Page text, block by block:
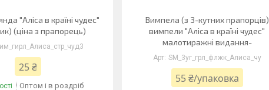
"Аліса в країні чудес"
(ціна з прапорець)
25 ₴
Оптом і в роздріб
Вимпела (з 3-кутних прапорців)
вимпели "Аліса в країні чудес"
малотиражні видання-
SM_3уг_грл_флжк_Алиса_чу
55 ₴/упаковка